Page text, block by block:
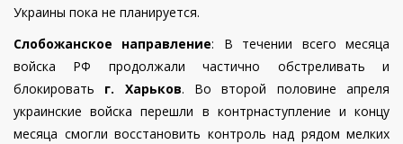
Украины пока не планируется.
Слобожанское направление: В течении всего месяца
войска РФ продолжали частично обстреливать и
блокировать г. Харьков. Во второй половине апреля
украинские войска перешли в контрнаступление и концу
месяца смогли восстановить контроль над рядом мелких